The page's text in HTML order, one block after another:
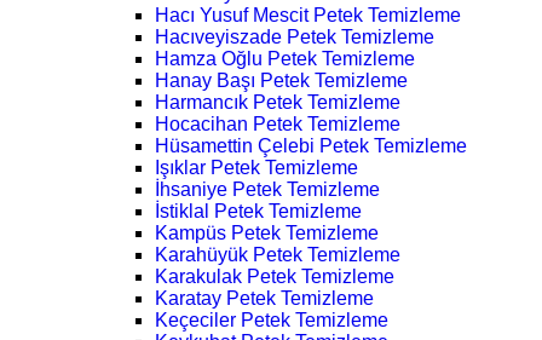
Hacı Yusuf Mescit Petek Temizleme
Hacıveyiszade Petek Temizleme
Hamza Oğlu Petek Temizleme
Hanay Başı Petek Temizleme
Harmancık Petek Temizleme
Hocacihan Petek Temizleme
Hüsamettin Çelebi Petek Temizleme
Işıklar Petek Temizleme
İhsaniye Petek Temizleme
İstiklal Petek Temizleme
Kampüs Petek Temizleme
Karahüyük Petek Temizleme
Karakulak Petek Temizleme
Karatay Petek Temizleme
Keçeciler Petek Temizleme